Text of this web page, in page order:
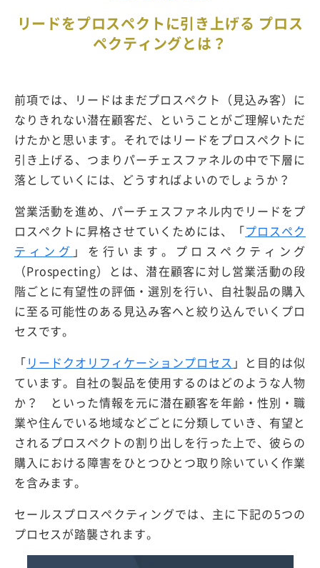
リードをプロスペクトに引き上げる プロス
ペクティングとは？
前項では、リードはまだプロスペクト（見込み客）に
なりきれない潜在顧客だ、ということがご理解いただ
けたかと思います。それではリードをプロスペクトに
引き上げる、つまりパーチェスファネルの中で下層に
落としていくには、どうすればよいのでしょうか？
営業活動を進め、パーチェスファネル内でリードをプ
ロスペクトに昇格させていくためには、「プロスペク
ティング 」を行います。プロスペクティング
（Prospecting）とは、潜在顧客に対し営業活動の段
階ごとに有望性の評価・選別を行い、自社製品の購入
に至る可能性のある見込み客へと絞り込んでいくプロ
セスです。
「リードクオリフィケーションプロセス 」と目的は似
ています。自社の製品を使用するのはどのような人物
か？ といった情報を元に潜在顧客を年齢・性別・職
業や住んでいる地域などごとに分類していき、有望と
されるプロスペクトの割り出しを行った上で、彼らの
購入における障害をひとつひとつ取り除いていく作業
を含みます。
セールスプロスペクティングでは、主に下記の5つの
プロセスが踏襲されます。